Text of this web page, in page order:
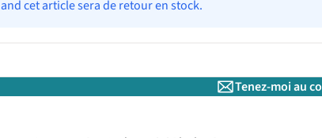
cet article sera de retour en stock.
Tenez-moi au